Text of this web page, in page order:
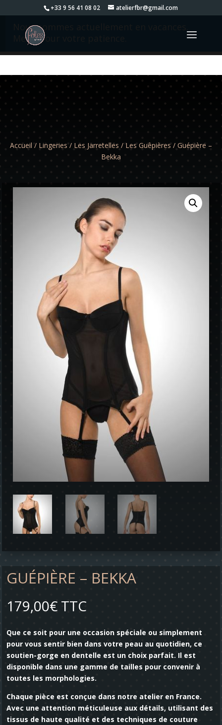
+33 9 56 41 08 02 atelierfbr@gmail.com
Nous sommes actuellement en vacances.
Merci pour votre patience.
Accueil / Lingeries / Les Jarretelles / Les Guêpières / Guépière –
Bekka
GUÉPIÈRE – BEKKA
179,00€ TTC
Que ce soit pour une occasion spéciale ou simplement
pour vous sentir bien dans votre peau au quotidien, ce
soutien-gorge en dentelle est un choix parfait. Il est
disponible dans une gamme de tailles pour convenir à
toutes les morphologies.
Chaque pièce est conçue dans notre atelier en France.
Avec une attention méticuleuse aux détails, utilisant des
tissus de haute qualité et des techniques de couture